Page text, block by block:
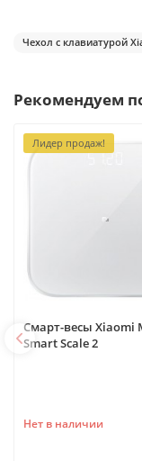
Чехол с клавиатурой
Рекомендуем
Лидер продаж!
Смарт-весы Xiaomi
Smart Scale 2
Нет в наличии